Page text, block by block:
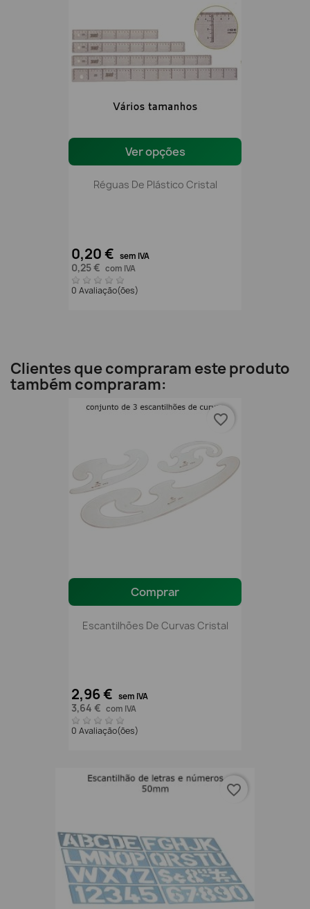
Ver opções
Réguas De Plástico Cristal
0,20 € sem IVA
0,25 € com IVA
0 Avaliação(ões)
Clientes que compraram este produto
também compraram:
Comprar
Escantilhões De Curvas Cristal
2,96 € sem IVA
3,64 € com IVA
0 Avaliação(ões)
favorite_border
favorite_border